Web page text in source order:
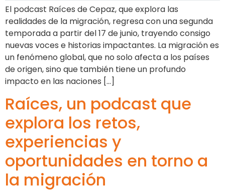
El podcast Raíces de Cepaz, que explora las
realidades de la migración, regresa con una segunda
temporada a partir del 17 de junio, trayendo consigo
nuevas voces e historias impactantes. La migración es
un fenómeno global, que no solo afecta a los países
de origen, sino que también tiene un profundo
impacto en las naciones […]
Raíces, un podcast que
explora los retos,
experiencias y
oportunidades en torno a
la migración